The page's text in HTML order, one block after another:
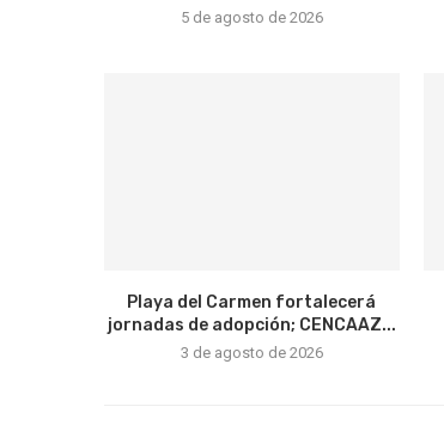
5 de agosto de 2026
Playa del Carmen fortalecerá
jornadas de adopción; CENCAAZ...
3 de agosto de 2026